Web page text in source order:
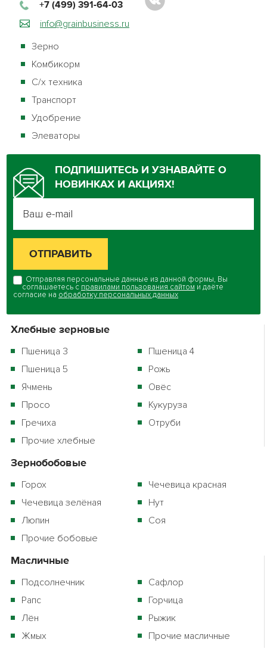
+7 (499) 391-64-03
info@grainbusiness.ru
Зерно
Комбикорм
С/х техника
Транспорт
Удобрение
Элеваторы
ПОДПИШИТЕСЬ И УЗНАВАЙТЕ О
НОВИНКАХ И АКЦИЯХ!
Отправляя персональные данные из данной формы, Вы
соглашаетесь с правилами пользования сайтом и даёте
согласие на обработку персональных данных
Хлебные зерновые
Пшеница 3
Пшеница 4
Пшеница 5
Рожь
Ячмень
Овёс
Просо
Кукуруза
Гречиха
Отруби
Прочие хлебные
Зернобобовые
Горох
Чечевица красная
Чечевица зелёная
Нут
Люпин
Соя
Прочие бобовые
Масличные
Подсолнечник
Сафлор
Рапс
Горчица
Лён
Рыжик
Жмых
Прочие масличные